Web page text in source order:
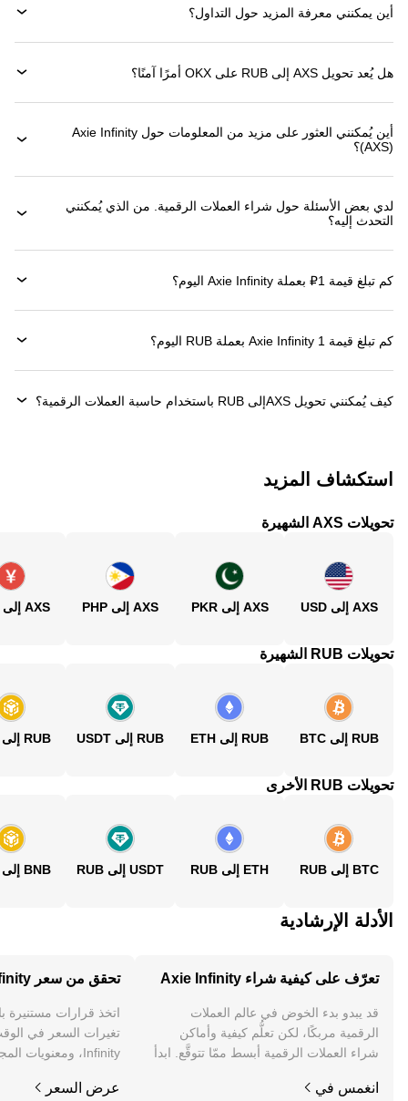
أين يمكنني معرفة المزيد حول التداول؟
هل يُعد تحويل AXS إلى RUB على OKX أمرًا آمنًا؟
أين يُمكنني العثور على مزيد من المعلومات حول ‏Axie Infinity
(‏AXS)؟
لدي بعض الأسئلة حول شراء العملات الرقمية. من الذي يُمكنني
التحدث إليه؟
كم تبلغ قيمة 1‏₽ بعملة ‏Axie Infinity اليوم؟
كم تبلغ قيمة 1 ‏Axie Infinity بعملة ‏RUB اليوم؟
كيف يُمكنني تحويل ‏AXSإلى ‏RUB باستخدام حاسبة العملات الرقمية؟
استكشاف المزيد
تحويلات AXS الشهيرة
AXS إلى USD AXS إلى PKR AXS إلى PHP AXS إلى CNY
تحويلات RUB الشهيرة
RUB إلى BTC RUB إلى ETH RUB إلى USDT RUB إلى BNB
تحويلات RUB الأخرى
BTC إلى RUB ETH إلى RUB USDT إلى RUB BNB إلى RUB
الأدلة الإرشادية
تعرّف على كيفية شراء Axie Infinity
قد يبدو بدء الخوض في عالم العملات
الرقمية مربكًا، لكن تعلُّم كيفية وأماكن
شراء العملات الرقمية أبسط ممّا تتوقَّع. ابدأ
الويب.
انغمس في
تحقق من سعر Axie Infinity
اتخذ قرارات
Infinity، ومعنويات المجتمع والأخبار والمزيد.
عرض السعر